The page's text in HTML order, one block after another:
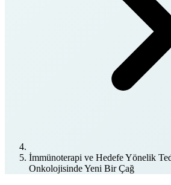
İmmünoterapi ve Hedefe Yönelik
Onkolojisinde Yeni Bir Çağ